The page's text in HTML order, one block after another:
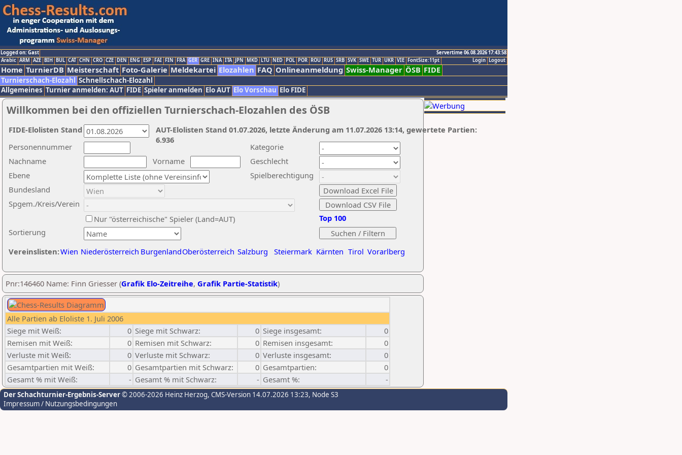
Logged on: Gast
Servertime 06.08.2026 17:43:58
Logout
Login
Arabic ARM AZE BIH BUL CAT CHN CRO CZE DEN ENG ESP FAI FIN FRA GER GRE INA ITA JPN MKD LTU NED POL POR ROU RUS SRB SVK SWE TUR UKR VIE FontSize:11pt
Home TurnierDB Meisterschaft Foto-Galerie Meldekartei Elozahlen FAQ Onlineanmeldung Swiss-Manager ÖSB FIDE
Turnierschach-Elozahl Schnellschach-Elozahl
Allgemeines Turnier anmelden: AUT FIDE Spieler anmelden Elo AUT Elo Vorschau Elo FIDE
Willkommen bei den offiziellen Turnierschach-Elozahlen des ÖSB
Nachname
Vorname
Ebene
Kategorie
Sortierung
Personennummer
Bundesland
Spgem./Kreis/Verein
Geschlecht
Nur "österreichische" Spieler (Land=AUT)
Spielberechtigung
Vereinslisten:Wien Niederösterreich BurgenlandOberösterreich Salzburg Steiermark Kärnten Tirol Vorarlberg
Top 100
AUT-Elolisten Stand 01.07.2026, letzte Änderung am 11.07.2026 13:14, gewertete Partien:
6.936
FIDE-Elolisten Stand
Pnr:146460 Name: Finn Griesser (Grafik Elo-Zeitreihe, Grafik Partie-Statistik)
Alle Partien ab Eloliste 1. Juli 2006
Siege mit Weiß:
0 Siege mit Schwarz: 0 Siege insgesamt:
0
Remisen mit Weiß:
0 Remisen mit Schwarz: 0 Remisen insgesamt:
0
Verluste mit Weiß:
0 Verluste mit Schwarz: 0 Verluste insgesamt:
0
Gesamtpartien mit Weiß:
0 Gesamtpartien mit Schwarz: 0 Gesamtpartien:
0
Gesamt % mit Weiß:
- Gesamt % mit Schwarz: - Gesamt %: -
Der Schachturnier-Ergebnis-Server© 2006-2026 Heinz Herzog, CMS-Version 14.07.2026 13:23, Node S3
Impressum / Nutzungsbedingungen